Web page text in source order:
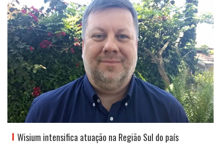
Wisium intensifica atuação na Região Sul do país